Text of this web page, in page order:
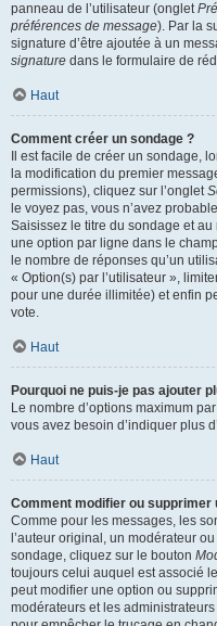
panneau de l’utilisateur (onglet
préférences de message). Par la
signature d’être ajoutée à un
signature dans le formulaire de
Haut
Comment créer un sondage ?
Il est facile de créer un sondage,
la modification du premier
permissions), cliquez sur l’onglet
le voyez pas, vous n’avez
Saisissez le titre du sondage et
une option par ligne dans le
le nombre de réponses qu’un
« Option(s) par l’utilisateur »,
pour une durée illimitée) et enfin
vote.
Haut
Pourquoi ne puis-je pas ajouter
Le nombre d’options maximum
vous avez besoin d’indiquer plus
Haut
Comment modifier ou supprimer
Comme pour les messages, les
l’auteur original, un modérateur
sondage, cliquez sur le bouton
toujours celui auquel est associé
peut modifier une option ou
modérateurs et les